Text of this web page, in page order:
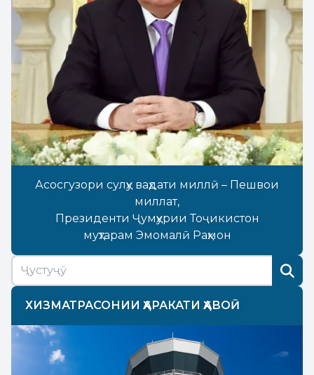
Асосгузори сулҳу ваҳдати миллӣ – Пешвои
миллат,
Президенти Ҷумҳурии Тоҷикистон
муҳтарам Эмомалӣ Раҳмон
ХИЗМАТРАСОНИИ ҲАРАКАТИ ҲАВОӢ